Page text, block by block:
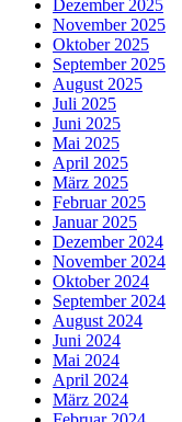
Dezember 2025
November 2025
Oktober 2025
September 2025
August 2025
Juli 2025
Juni 2025
Mai 2025
April 2025
März 2025
Februar 2025
Januar 2025
Dezember 2024
November 2024
Oktober 2024
September 2024
August 2024
Juni 2024
Mai 2024
April 2024
März 2024